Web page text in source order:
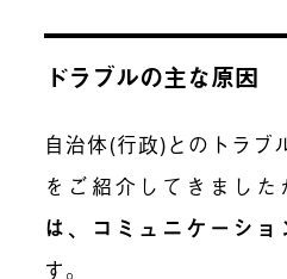
ドラブルの主な原因
自治体(行政)とのトラブ
をご紹介してきました
は、コミュニケーショ
す。